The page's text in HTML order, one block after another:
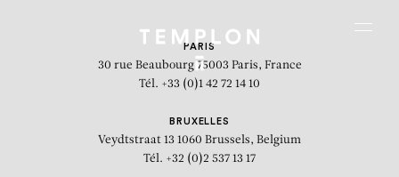
PARIS
30 rue Beaubourg 75003 Paris, France
Tél. +33 (0)1 42 72 14 10
BRUXELLES
Veydtstraat 13 1060 Brussels, Belgium
Tél. +32 (0)2 537 13 17